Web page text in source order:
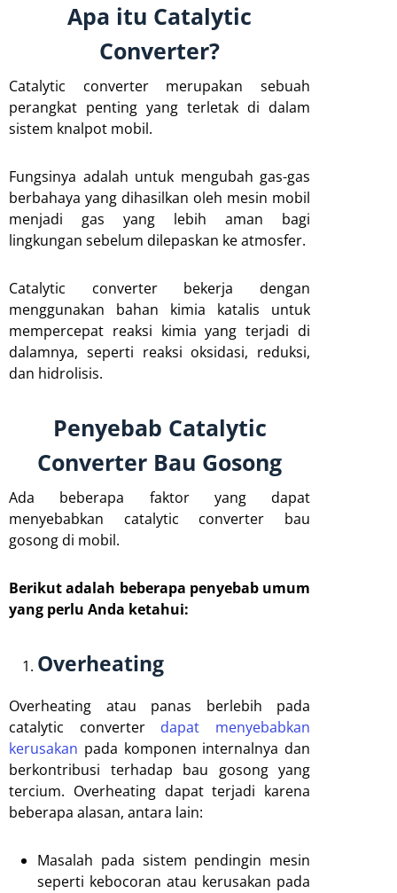
Apa itu Catalytic
Converter?
Catalytic converter merupakan sebuah
perangkat penting yang terletak di dalam
sistem knalpot mobil.
Fungsinya adalah untuk mengubah gas-gas
berbahaya yang dihasilkan oleh mesin mobil
menjadi gas yang lebih aman bagi
lingkungan sebelum dilepaskan ke atmosfer.
Catalytic converter bekerja dengan
menggunakan bahan kimia katalis untuk
mempercepat reaksi kimia yang terjadi di
dalamnya, seperti reaksi oksidasi, reduksi,
dan hidrolisis.
Penyebab Catalytic
Converter Bau Gosong
Ada beberapa faktor yang dapat
menyebabkan catalytic converter bau
gosong di mobil.
Berikut adalah beberapa penyebab umum
yang perlu Anda ketahui:
Overheating
Overheating atau panas berlebih pada
catalytic converter dapat menyebabkan
kerusakan pada komponen internalnya dan
berkontribusi terhadap bau gosong yang
tercium. Overheating dapat terjadi karena
beberapa alasan, antara lain:
Masalah pada sistem pendingin mesin
seperti kebocoran atau kerusakan pada